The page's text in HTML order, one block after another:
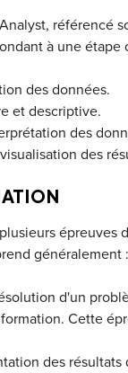
référencé
à une étape
des données.
et descriptive.
des
des
généralement :
d'un
Cette
des résultats